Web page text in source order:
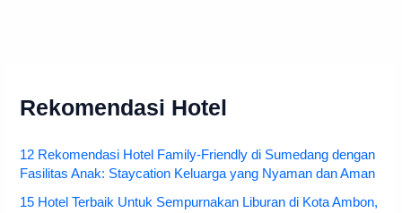
Rekomendasi Hotel
12 Rekomendasi Hotel Family-Friendly di Sumedang dengan
Fasilitas Anak: Staycation Keluarga yang Nyaman dan Aman
15 Hotel Terbaik Untuk Sempurnakan Liburan di Kota Ambon,